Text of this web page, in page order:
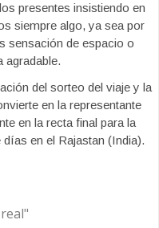
presentes insistiendo en
siempre algo, ya sea por
sensación de espacio o
agradable.
del sorteo del viaje y la
en la representante
en la recta final para la
en el Rajastan (India).